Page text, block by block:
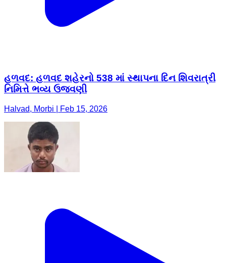
હળવદ: હળવદ શહેરનો 538 માં સ્થાપના દિન શિવરાત્રી
નિમિત્તે ભવ્ય ઉજવણી
Halvad, Morbi | Feb 15, 2026